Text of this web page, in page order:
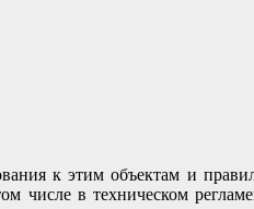
к этим объектам и
числе в техническом